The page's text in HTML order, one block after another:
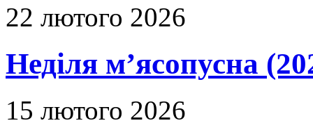
22 лютого 2026
Неділя м’ясопусна
15 лютого 2026